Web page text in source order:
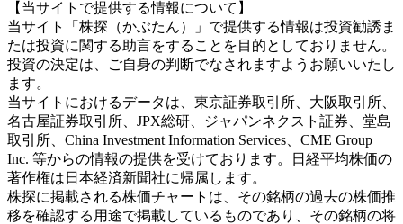
【当サイトで提供する情報について】
当サイト「株探（かぶたん）」で提供する情報は投資勧誘ま
たは投資に関する助言をすることを目的としておりません。
投資の決定は、ご自身の判断でなされますようお願いいたし
ます。
当サイトにおけるデータは、東京証券取引所、大阪取引所、
名古屋証券取引所、JPX総研、ジャパンネクスト証券、堂島
取引所、China Investment Information Services、CME Group
Inc. 等からの情報の提供を受けております。日経平均株価の
著作権は日本経済新聞社に帰属します。
株探に掲載される株価チャートは、その銘柄の過去の株価推
移を確認する用途で掲載しているものであり、その銘柄の将